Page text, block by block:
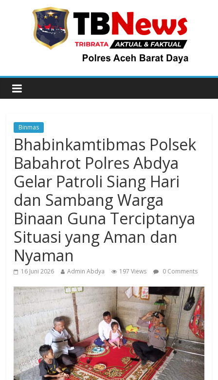
Binmas
Bhabinkamtibmas Polsek
Babahrot Polres Abdya
Gelar Patroli Siang Hari
dan Sambang Warga
Binaan Guna Terciptanya
Situasi yang Aman dan
Nyaman
16 Juni 2026 Admin Abdya 197 Views 0 Comments